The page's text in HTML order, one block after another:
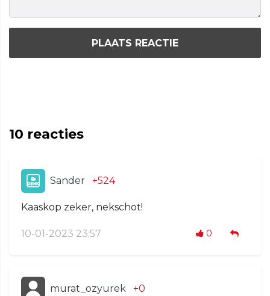
PLAATS REACTIE
10 reacties
Sander +524
Kaaskop zeker, nekschot!
10-01-2023 23:57 0
murat_ozyurek +0